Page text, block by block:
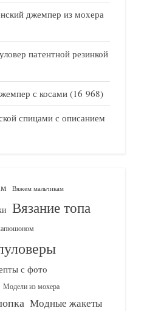
джемпер из мохера
патентной резинкой
с косами (16 968)
спицами с описанием
Вяжем мальчикам
Вязание топа
с фото
Модели из мохера
Модные жакеты